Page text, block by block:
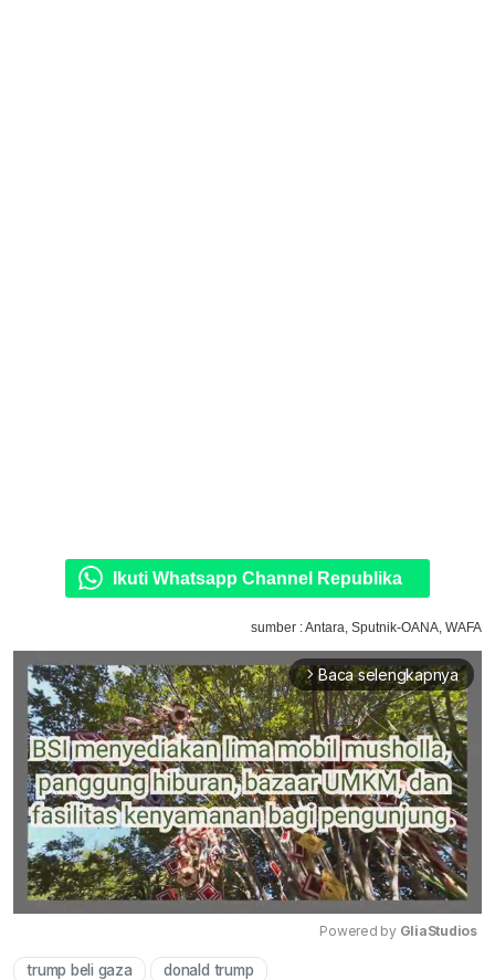
Ikuti Whatsapp Channel Republika
sumber : Antara, Sputnik-OANA, WAFA
arrow_forward_ios Baca selengkapnya
Powered by GliaStudios
trump beli gaza donald trump